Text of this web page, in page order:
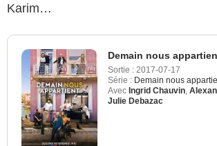
Karim…
Demain nous
Sortie : 2017-07-17
Série : Demain nous
Avec Ingrid Chauvin
Julie Debazac